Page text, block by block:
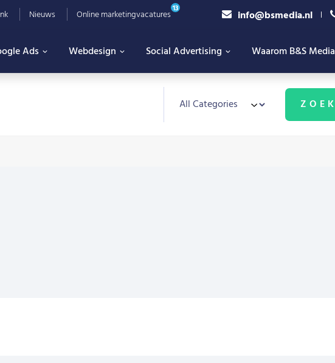
Nieuws Online marketingvacatures13 info@bsmedia.nl
Ads Webdesign Social Advertising Waarom B&S Media